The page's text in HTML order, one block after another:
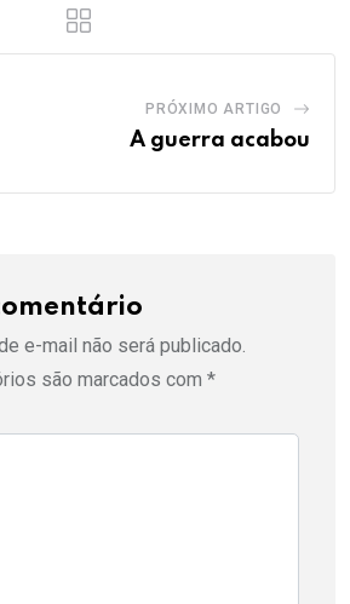
PRÓXIMO ARTIGO
A guerra acabou
e-mail não será publicado.
são marcados com *